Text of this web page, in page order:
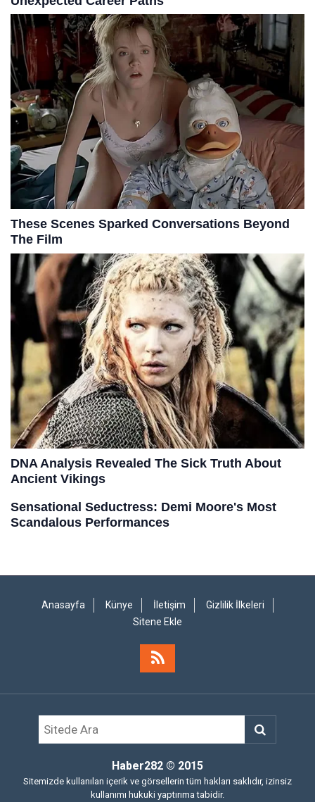
Anasayfa Künye İletişim
Gizlilik İlkeleri
Sitene Ekle
Haber282 © 2015
Sitemizde kullanılan içerik ve görsellerin tüm hakları saklıdır, izinsiz
kullanımı hukuki yaptırıma tabidir.